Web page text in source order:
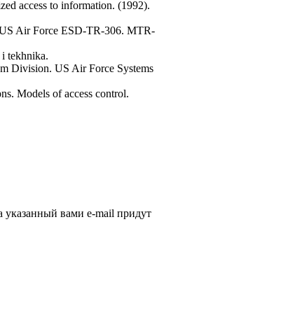
access to information. (1992).
Air Force ESD-TR-306. MTR-
tekhnika.
Division. US Air Force Systems
Models of access control.
указанный вами e-mail придут